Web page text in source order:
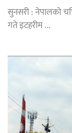
सुनसरी : नेपालको
गते इटहरीम ...